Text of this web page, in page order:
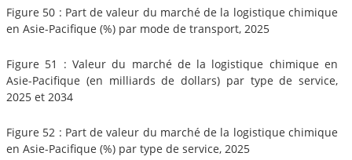
Figure 50 : Part de valeur du marché de la logistique chimique
en Asie-Pacifique (%) par mode de transport, 2025
Figure 51 : Valeur du marché de la logistique chimique en
Asie-Pacifique (en milliards de dollars) par type de service,
2025 et 2034
Figure 52 : Part de valeur du marché de la logistique chimique
en Asie-Pacifique (%) par type de service, 2025